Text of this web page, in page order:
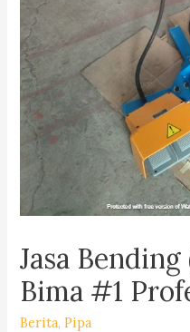
Jasa
Bima #1
Berita,Pipa